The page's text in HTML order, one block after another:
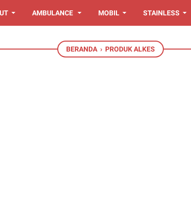
AMBULANCE MOBIL STAINLESS
BERANDA › PRODUK ALKES